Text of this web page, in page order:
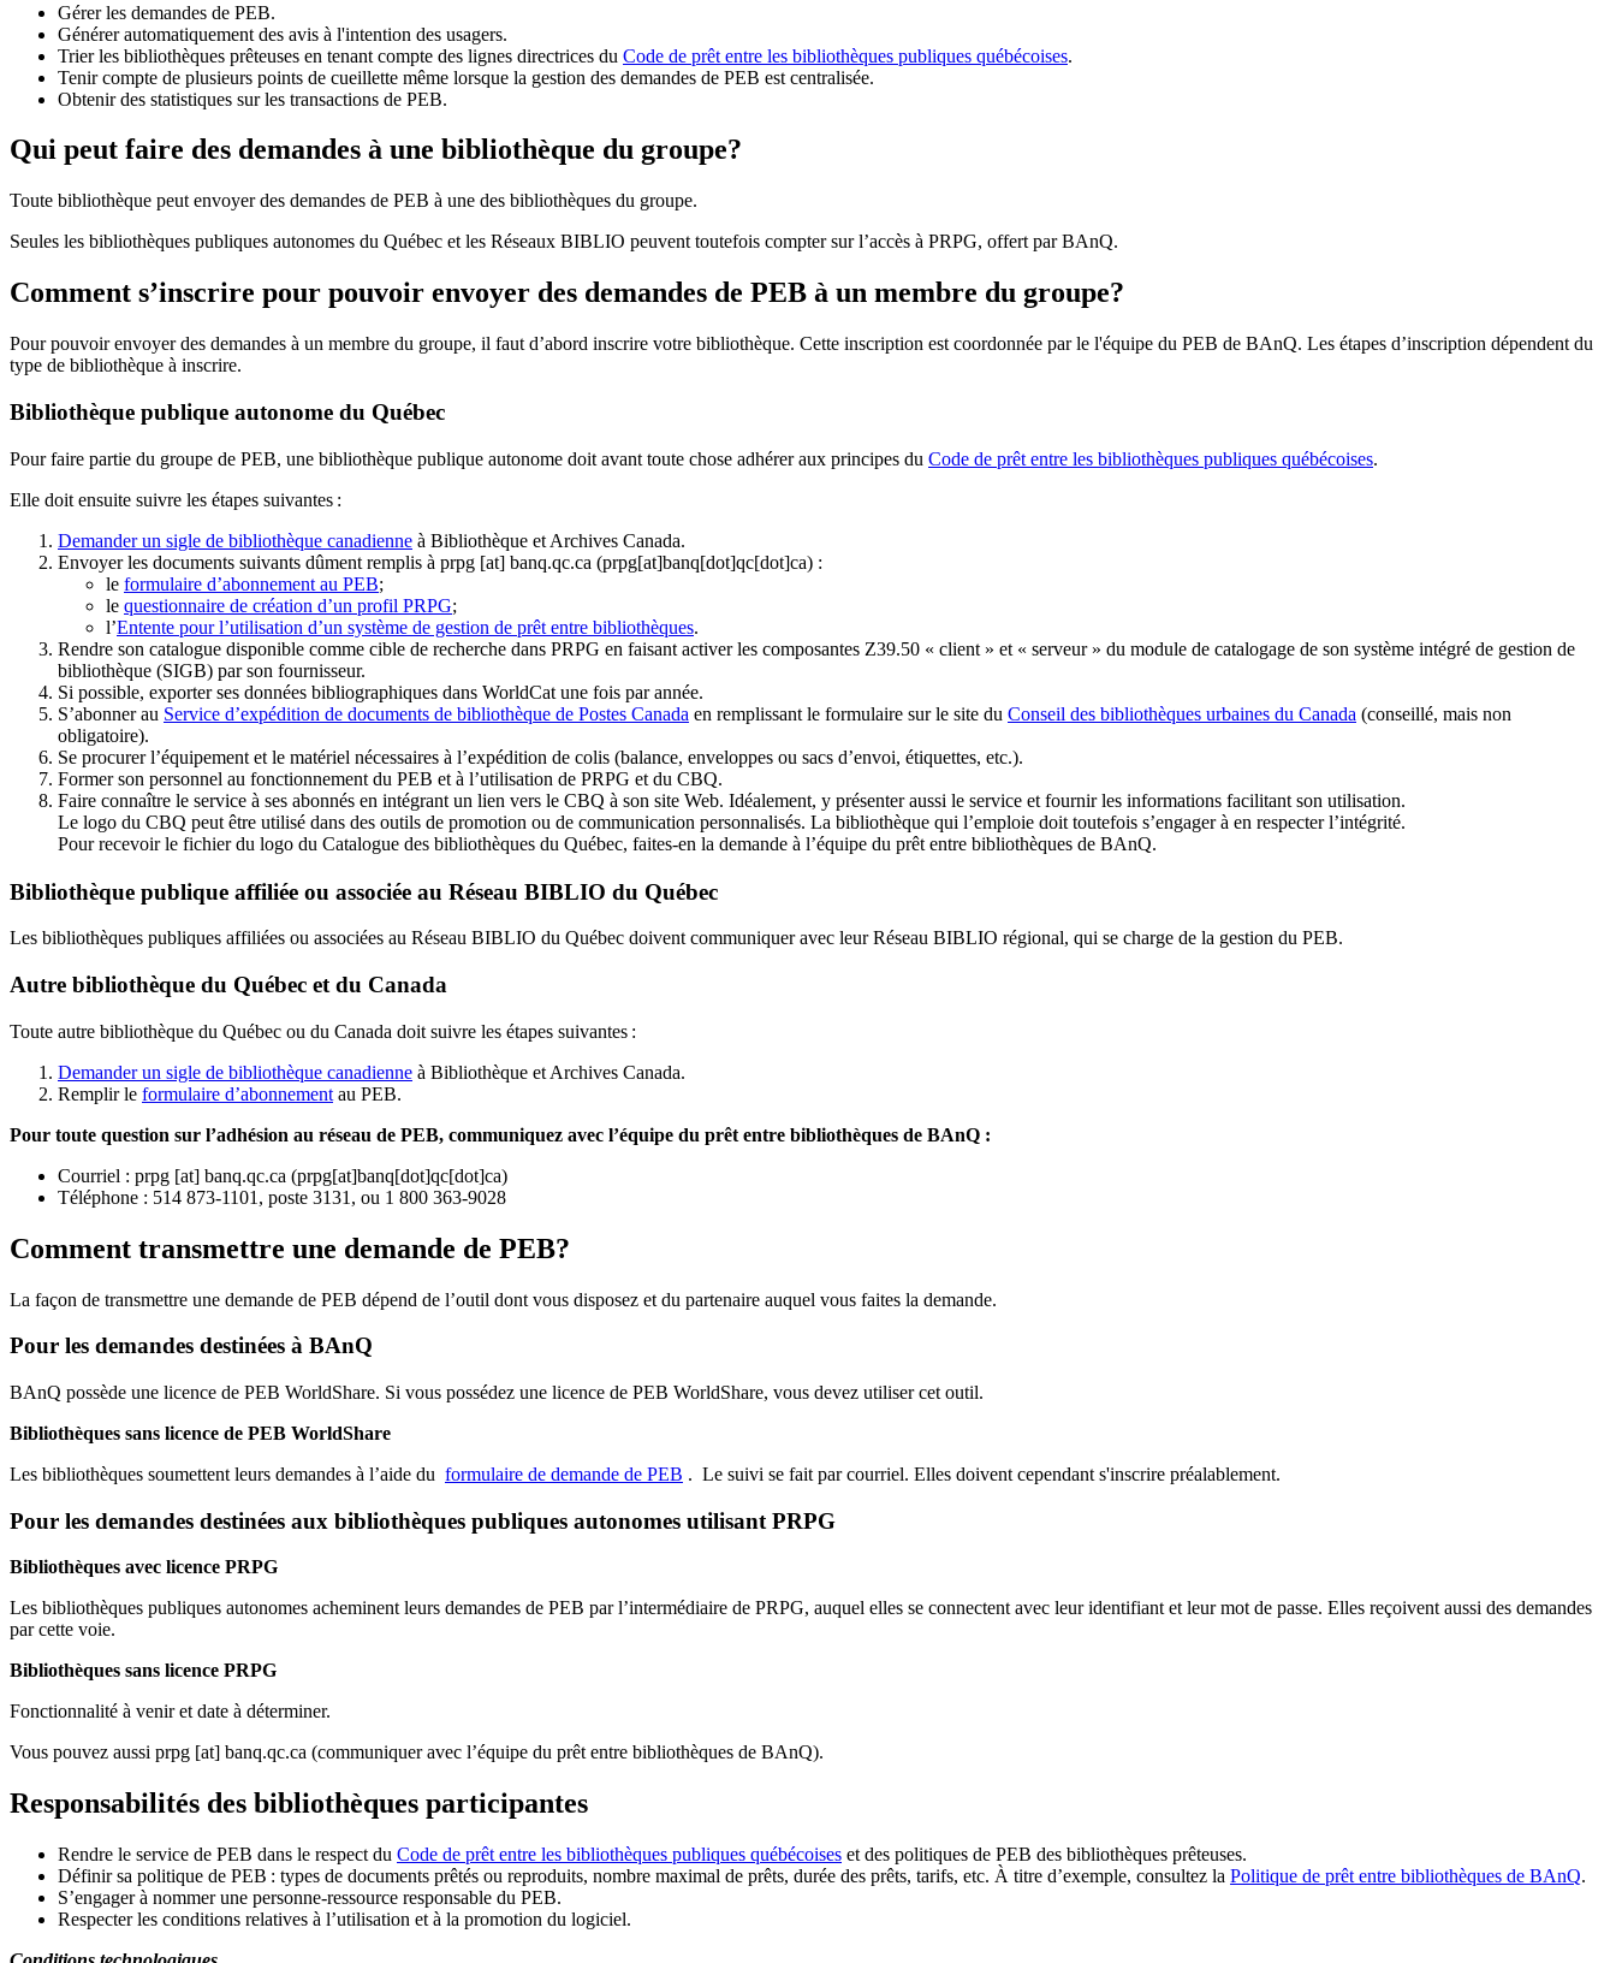
Gérer les demandes de PEB.
Générer automatiquement des avis à l'intention des usagers.
Trier les bibliothèques prêteuses en tenant compte des lignes directrices du Code de prêt entre les bibliothèques publiques québécoises.
Tenir compte de plusieurs points de cueillette même lorsque la gestion des demandes de PEB est centralisée.
Obtenir des statistiques sur les transactions de PEB.
Qui peut faire des demandes à une bibliothèque du groupe?
Toute bibliothèque peut envoyer des demandes de PEB à une des bibliothèques du groupe.
Seules les bibliothèques publiques autonomes du Québec et les Réseaux BIBLIO peuvent toutefois compter sur l’accès à PRPG, offert par BAnQ.
Comment s’inscrire pour pouvoir envoyer des demandes de PEB à un membre du groupe?
Pour pouvoir envoyer des demandes à un membre du groupe, il faut d’abord inscrire votre bibliothèque. Cette inscription est coordonnée par le l'équipe du PEB de BAnQ. Les étapes d’inscription dépendent du
type de bibliothèque à inscrire.
Bibliothèque publique autonome du Québec
Pour faire partie du groupe de PEB, une bibliothèque publique autonome doit avant toute chose adhérer aux principes du Code de prêt entre les bibliothèques publiques québécoises.
Elle doit ensuite suivre les étapes suivantes :
Demander un sigle de bibliothèque canadienne à Bibliothèque et Archives Canada.
Envoyer les documents suivants dûment remplis à prpg [at] banq.qc.ca (prpg[at]banq[dot]qc[dot]ca) :
le formulaire d’abonnement au PEB;
le questionnaire de création d’un profil PRPG;
l’Entente pour l’utilisation d’un système de gestion de prêt entre bibliothèques.
Rendre son catalogue disponible comme cible de recherche dans PRPG en faisant activer les composantes Z39.50 « client » et « serveur » du module de catalogage de son système intégré de gestion de
bibliothèque (SIGB) par son fournisseur.
Si possible, exporter ses données bibliographiques dans WorldCat une fois par année.
S’abonner au Service d’expédition de documents de bibliothèque de Postes Canada en remplissant le formulaire sur le site du Conseil des bibliothèques urbaines du Canada (conseillé, mais non
obligatoire).
Se procurer l’équipement et le matériel nécessaires à l’expédition de colis (balance, enveloppes ou sacs d’envoi, étiquettes, etc.).
Former son personnel au fonctionnement du PEB et à l’utilisation de PRPG et du CBQ.
Faire connaître le service à ses abonnés en intégrant un lien vers le CBQ à son site Web. Idéalement, y présenter aussi le service et fournir les informations facilitant son utilisation.
Le logo du CBQ peut être utilisé dans des outils de promotion ou de communication personnalisés. La bibliothèque qui l’emploie doit toutefois s’engager à en respecter l’intégrité.
Pour recevoir le fichier du logo du Catalogue des bibliothèques du Québec, faites-en la demande à l’équipe du prêt entre bibliothèques de BAnQ.
Bibliothèque publique affiliée ou associée au Réseau BIBLIO du Québec
Les bibliothèques publiques affiliées ou associées au Réseau BIBLIO du Québec doivent communiquer avec leur Réseau BIBLIO régional, qui se charge de la gestion du PEB.
Autre bibliothèque du Québec et du Canada
Toute autre bibliothèque du Québec ou du Canada doit suivre les étapes suivantes :
Demander un sigle de bibliothèque canadienne à Bibliothèque et Archives Canada.
Remplir le formulaire d’abonnement au PEB.
Pour toute question sur l’adhésion au réseau de PEB, communiquez avec l’équipe du prêt entre bibliothèques de BAnQ :
Courriel : prpg [at] banq.qc.ca (prpg[at]banq[dot]qc[dot]ca)
Téléphone : 514 873-1101, poste 3131, ou 1 800 363-9028
Comment transmettre une demande de PEB?
La façon de transmettre une demande de PEB dépend de l’outil dont vous disposez et du partenaire auquel vous faites la demande.
Pour les demandes destinées à BAnQ
BAnQ possède une licence de PEB WorldShare. Si vous possédez une licence de PEB WorldShare, vous devez utiliser cet outil.
Bibliothèques sans licence de PEB WorldShare
Les bibliothèques soumettent leurs demandes à l’aide du formulaire de demande de PEB . Le suivi se fait par courriel. Elles doivent cependant s'inscrire préalablement.
Pour les demandes destinées aux bibliothèques publiques autonomes utilisant PRPG
Bibliothèques avec licence PRPG
Les bibliothèques publiques autonomes acheminent leurs demandes de PEB par l’intermédiaire de PRPG, auquel elles se connectent avec leur identifiant et leur mot de passe. Elles reçoivent aussi des demandes
par cette voie.
Bibliothèques sans licence PRPG
Fonctionnalité à venir et date à déterminer.
Vous pouvez aussi prpg [at] banq.qc.ca (communiquer avec l’équipe du prêt entre bibliothèques de BAnQ).
Responsabilités des bibliothèques participantes
Rendre le service de PEB dans le respect du Code de prêt entre les bibliothèques publiques québécoises et des politiques de PEB des bibliothèques prêteuses.
Définir sa politique de PEB : types de documents prêtés ou reproduits, nombre maximal de prêts, durée des prêts, tarifs, etc. À titre d’exemple, consultez la Politique de prêt entre bibliothèques de BAnQ.
S’engager à nommer une personne-ressource responsable du PEB.
Respecter les conditions relatives à l’utilisation et à la promotion du logiciel.